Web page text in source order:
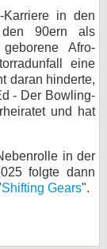
Karriere in den
90ern als
Afro-
eine
daran hinderte,
- Der Bowling-
und hat
in der
folgte dann
Shifting Gears".